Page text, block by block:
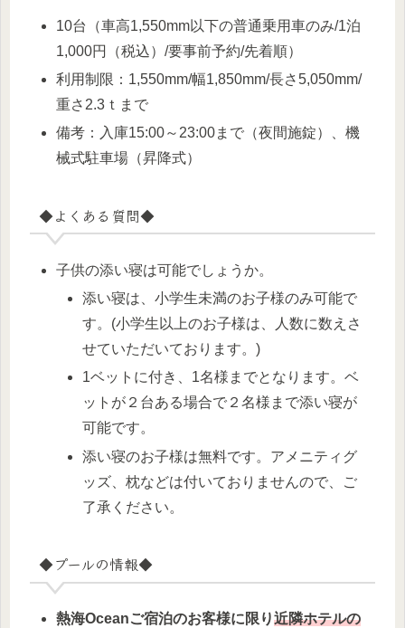
10台（車高1,550mm以下の普通乗用車のみ/1泊
1,000円（税込）/要事前予約/先着順）
利用制限：1,550mm/幅1,850mm/長さ5,050mm/
重さ2.3ｔまで
備考：入庫15:00～23:00まで（夜間施錠）、機
械式駐車場（昇降式）
◆よくある質問◆
子供の添い寝は可能でしょうか。
添い寝は、小学生未満のお子様のみ可能で
す。(小学生以上のお子様は、人数に数えさ
せていただいております。)
1ベットに付き、1名様までとなります。ベ
ットが２台ある場合で２名様まで添い寝が
可能です。
添い寝のお子様は無料です。アメニティグ
ッズ、枕などは付いておりませんので、ご
了承ください。
◆プールの情報◆
熱海Oceanご宿泊のお客様に限り近隣ホテルの